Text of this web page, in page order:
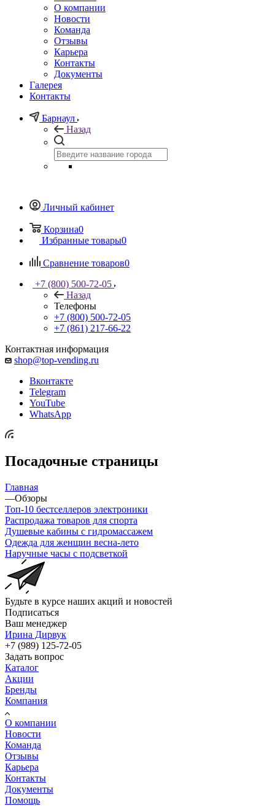
О компании
Новости
Команда
Отзывы
Карьера
Контакты
Документы
Галерея
Контакты
Барнаул
Назад
Личный кабинет
Корзина0
Избранные товары0
Сравнение товаров0
+7 (800) 500-72-05
Назад
Телефоны
+7 (800) 500-72-05
+7 (861) 217-66-22
Контактная информация
shop@top-vending.ru
Вконтакте
Telegram
YouTube
WhatsApp
Посадочные страницы
Главная
—Обзоры
Топ-10 бестселлеров электроники
Распродажа товаров для спорта
Душевые кабины с гидромассажем
Одежда для женщин весна-лето
Наручные часы с подсветкой
Будьте в курсе наших акций и новостей
Подписаться
Ваш менеджер
Ирина Дирвук
+7 (989) 125-72-05
Задать вопрос
Каталог
Акции
Бренды
Компания
О компании
Новости
Команда
Отзывы
Карьера
Контакты
Документы
Помощь